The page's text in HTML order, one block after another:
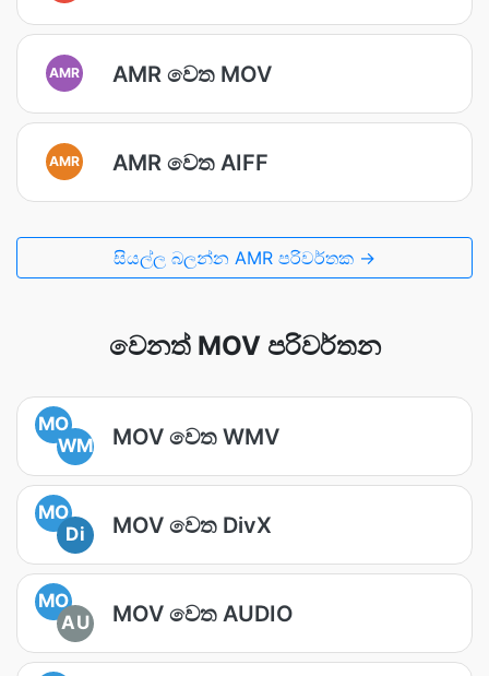
AMR AMR වෙත MOV
AMR AMR වෙත AIFF
සියල්ල බලන්න AMR පරිවර්තක →
වෙනත් MOV පරිවර්තන
MO
WM
MOV වෙත WMV
MO
Di
MOV වෙත DivX
MO
AU
MOV වෙත AUDIO